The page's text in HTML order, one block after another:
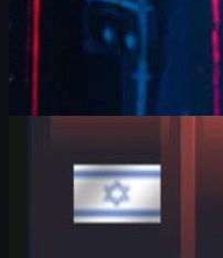
IEM 쾰른 메이저에서
스킨 이야기
G2 HeavyGod의 IEM 쾰른